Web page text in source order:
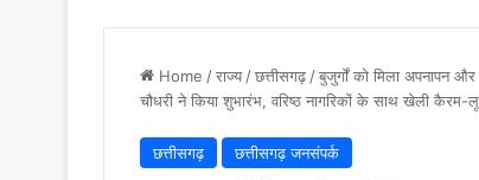
Home /राज्य /छत्तीसगढ़ /बुजुर्गों को मिला अपनापन
चौधरी ने किया शुभारंभ, वरिष्ठ नागरिकों के साथ खेली कैरम-
छत्तीसगढ़ छत्तीसगढ़ जनसंपर्क